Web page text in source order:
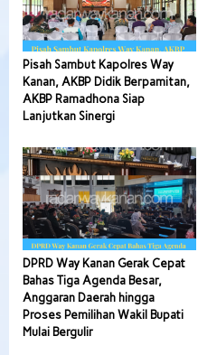
Pisah Sambut Kapolres Way
Kanan, AKBP Didik Berpamitan,
AKBP Ramadhona Siap
Lanjutkan Sinergi
DPRD Way Kanan Gerak Cepat
Bahas Tiga Agenda Besar,
Anggaran Daerah hingga
Proses Pemilihan Wakil Bupati
Mulai Bergulir